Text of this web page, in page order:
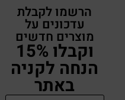
הרשמו לקבלת
עדכונים על
מוצרים חדשים
וקבלו 15%
הנחה לקניה
באתר